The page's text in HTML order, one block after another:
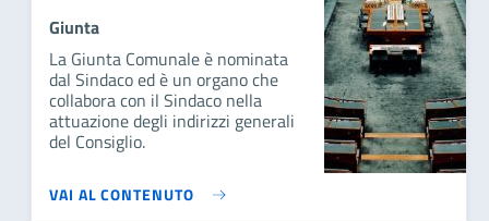
Giunta
La Giunta Comunale è nominata
dal Sindaco ed è un organo che
collabora con il Sindaco nella
attuazione degli indirizzi generali
del Consiglio.
VAI AL CONTENUTO